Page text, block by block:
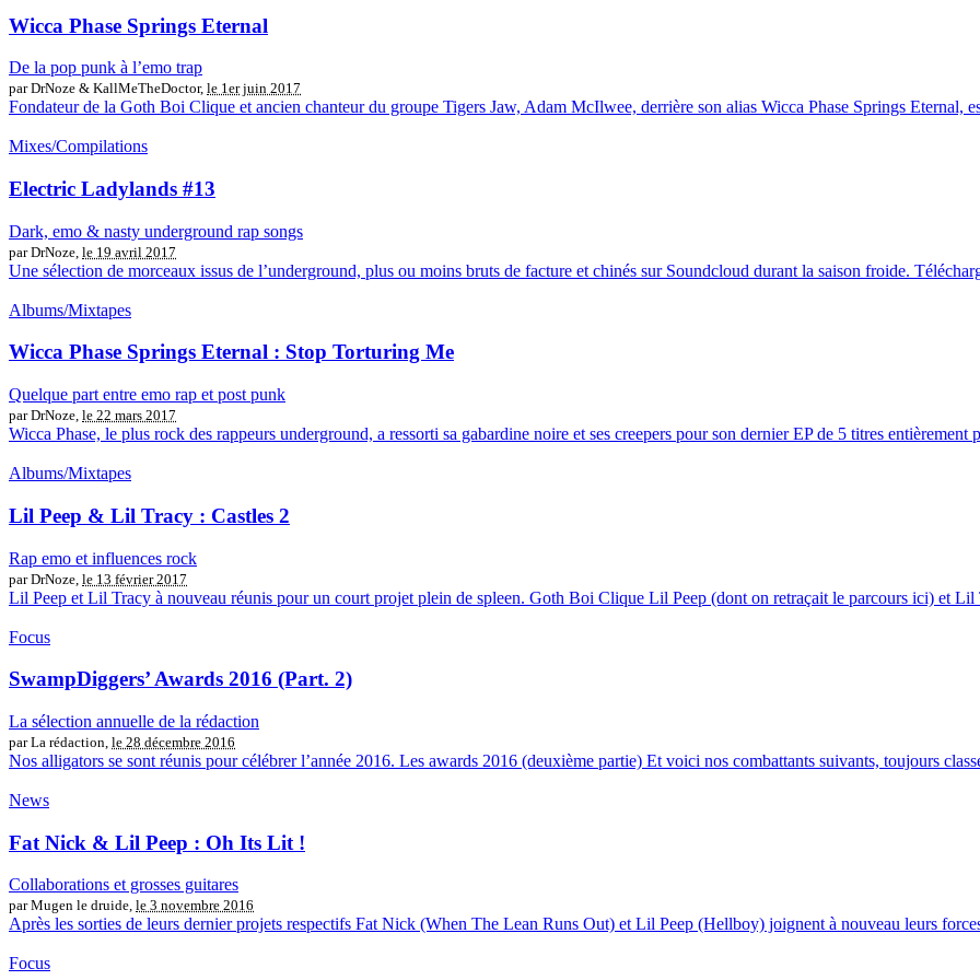
Wicca Phase Springs Eternal
De la pop punk à l’emo trap
par DrNoze & KallMeTheDoctor, le 1er juin 2017
Fondateur de la Goth Boi Clique et ancien chanteur du groupe Tigers Jaw, Adam McIlwee, derrière son alias Wicca Phase Springs Eternal,
Mixes/Compilations
Electric Ladylands #13
Dark, emo & nasty underground rap songs
par DrNoze, le 19 avril 2017
Une sélection de morceaux issus de l’underground, plus ou moins bruts de facture et chinés sur Soundcloud durant la saison froide.
Albums/Mixtapes
Wicca Phase Springs Eternal : Stop Torturing Me
Quelque part entre emo rap et post punk
par DrNoze, le 22 mars 2017
Wicca Phase, le plus rock des rappeurs underground, a ressorti sa gabardine noire et ses creepers pour son dernier EP de 5 titres entièrement
Albums/Mixtapes
Lil Peep & Lil Tracy : Castles 2
Rap emo et influences rock
par DrNoze, le 13 février 2017
Lil Peep et Lil Tracy à nouveau réunis pour un court projet plein de spleen. Goth Boi Clique Lil Peep (dont on retraçait le parcours ici) et Lil
Focus
SwampDiggers’ Awards 2016 (Part. 2)
La sélection annuelle de la rédaction
par La rédaction, le 28 décembre 2016
Nos alligators se sont réunis pour célébrer l’année 2016. Les awards 2016 (deuxième partie) Et voici nos combattants suivants, toujours
News
Fat Nick & Lil Peep : Oh Its Lit !
Collaborations et grosses guitares
par Mugen le druide, le 3 novembre 2016
Après les sorties de leurs dernier projets respectifs Fat Nick (When The Lean Runs Out) et Lil Peep (Hellboy) joignent à nouveau leurs
Focus